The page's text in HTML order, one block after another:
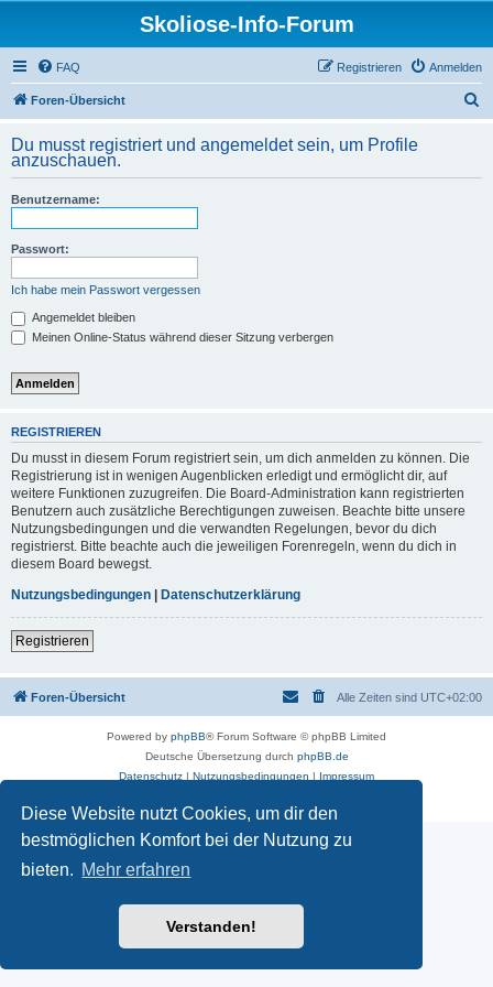
Diese Website nutzt Cookies, um dir den
bestmöglichen Komfort bei der Nutzung zu
bieten. Mehr erfahren
Verstanden!
Skoliose-Info-Forum
FAQ Anmelden
Registrieren
Foren-Übersicht
h
Du musst registriert und angemeldet sein, um Profile
anzuschauen.
Benutzername:
Passwort:
Ich habe mein Passwort vergessen
Angemeldet bleiben
Meinen Online-Status während dieser Sitzung verbergen
REGISTRIEREN
Du musst in diesem Forum registriert sein, um dich anmelden zu können. Die
Registrierung ist in wenigen Augenblicken erledigt und ermöglicht dir, auf
weitere Funktionen zuzugreifen. Die Board-Administration kann registrierten
Benutzern auch zusätzliche Berechtigungen zuweisen. Beachte bitte unsere
Nutzungsbedingungen und die verwandten Regelungen, bevor du dich
registrierst. Bitte beachte auch die jeweiligen Forenregeln, wenn du dich in
diesem Board bewegst.
Nutzungsbedingungen | Datenschutzerklärung
Registrieren
Foren-Übersicht Alle Zeiten sind UTC+02:00
Powered by phpBB® Forum Software © phpBB Limited
Deutsche Übersetzung durch phpBB.de
Datenschutz | Nutzungsbedingungen | Impressum